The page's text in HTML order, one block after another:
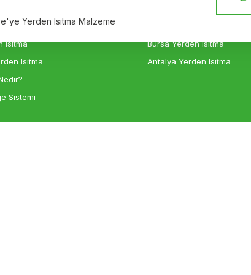
Yerden Isıtma Malzeme
Isıtma
Isıtma
Sistemi
Bursa Yerden Isıtma
Antalya Yerden Isıtma